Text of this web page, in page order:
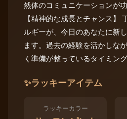
然体のコミュニケーションが
【精神的な成長とチャンス】
ルギーが、今日のあなたに新
ます。過去の経験を活かしな
く準備が整っているタイミング
✨ラッキーアイテム
ラッキーカラー